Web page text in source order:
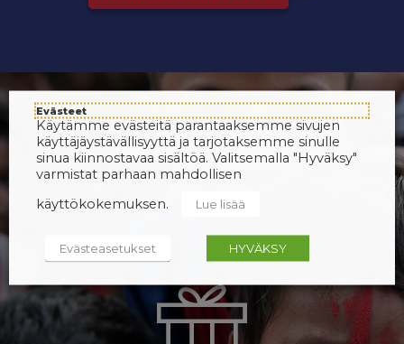
Evästeet
Käytämme evästeitä parantaaksemme sivujen
käyttäjäystävällisyyttä ja tarjotaksemme sinulle
sinua kiinnostavaa sisältöä. Valitsemalla "Hyväksy"
varmistat parhaan mahdollisen
käyttökokemuksen.
Lue lisää
Evästeasetukset HYVÄKSY